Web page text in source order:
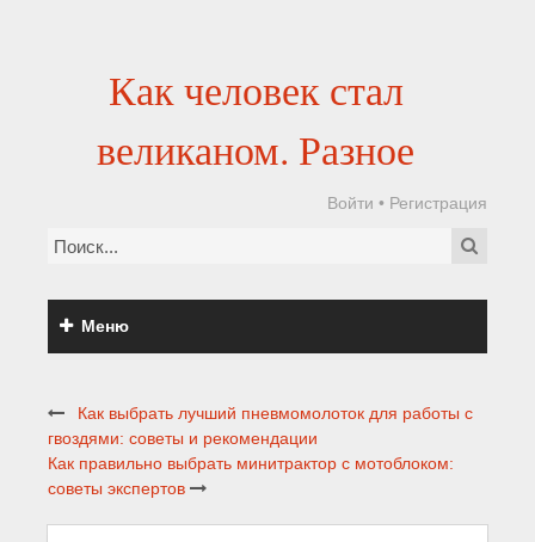
Как человек стал
великаном. Разное
Войти • Регистрация
Меню
Как выбрать лучший пневмомолоток для работы с
гвоздями: советы и рекомендации
Как правильно выбрать минитрактор с мотоблоком:
советы экспертов